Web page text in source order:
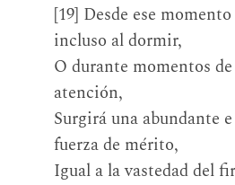
[19] Desde ese
incluso al dormir,
O durante momentos
atención,
Surgirá una abundante
fuerza de mérito,
Igual a la vastedad del